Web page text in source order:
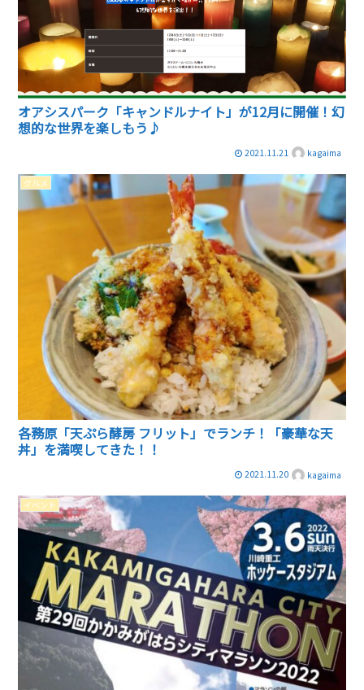
オアシスパーク「キャンドルナイト」が12月に開催！幻
想的な世界を楽しもう♪
2021.11.21 kagaima
グルメ
各務原「天ぷら酵房 フリット」でランチ！「豪華な天
丼」を満喫してきた！！
2021.11.20 kagaima
イベント